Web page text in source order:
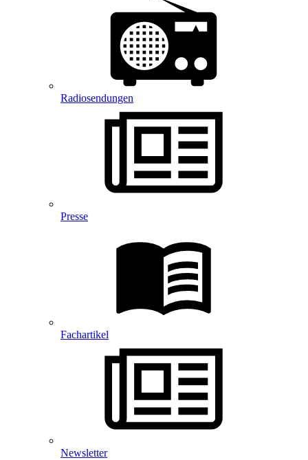
Radiosendungen
Presse
Fachartikel
Newsletter